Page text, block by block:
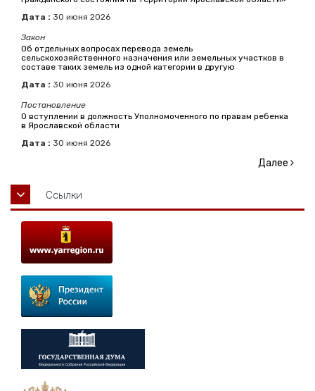
Дата : 30 июня 2026
Закон
Об отдельных вопросах перевода земель
сельскохозяйственного назначения или земельных участков в
составе таких земель из одной категории в другую
Дата : 30 июня 2026
Постановление
О вступлении в должность Уполномоченного по правам ребенка
в Ярославской области
Дата : 30 июня 2026
Далее
Ссылки